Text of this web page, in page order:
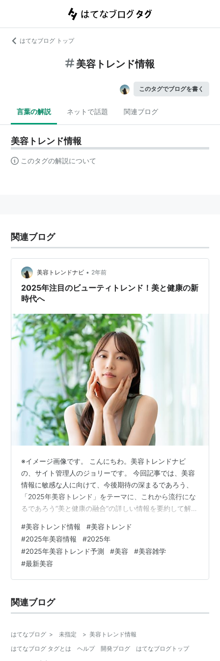
はてなブログ トップ
美容トレンド情報
このタグでブログを書く
言葉の解説 ネットで話題 関連ブログ
美容トレンド情報
このタグの解説について
関連ブログ
美容トレンドナビ • 2年前
2025年注目のビューティトレンド！美と健康の新
時代へ
※イメージ画像です。 こんにちわ。美容トレンドナビ
の、サイト管理人のジョリーです。 今回記事では、美容
情報に敏感な人に向けて、今後期待の深まるであろう、
「2025年美容トレンド」をテーマに、これから流行にな
るであろう”美と健康の融合”の詳しい情報を要約して解説
幸いです。✨👩 解説①：ビューティとウェルネスの融合
とは 解説②：内側からのビューティケア 解説③：最新
の美容テクノロジー 解説④：環境にやさしい美容習慣
解説⑤：ウェルネスライフスタイルの構築 まとめ 【免
責事項】本記事で紹介している情報は、2024年時点での
#美容トレンド情報 #美容トレンド
#2025年美容情報 #2025年
#2025年美容トレンド予測 #美容 #美容雑学
#最新美容
関連ブログ
はてなブログ > 未指定 > 美容トレンド情報
はてなブログ タグとは
ヘルプ 開発ブログ
はてなブログトップ